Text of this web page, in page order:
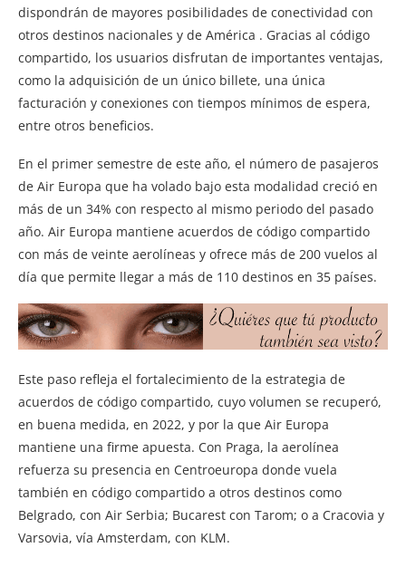
dispondrán de mayores posibilidades de conectividad con
otros destinos nacionales y de América . Gracias al código
compartido, los usuarios disfrutan de importantes ventajas,
como la adquisición de un único billete, una única
facturación y conexiones con tiempos mínimos de espera,
entre otros beneficios.
En el primer semestre de este año, el número de pasajeros
de Air Europa que ha volado bajo esta modalidad creció en
más de un 34% con respecto al mismo periodo del pasado
año. Air Europa mantiene acuerdos de código compartido
con más de veinte aerolíneas y ofrece más de 200 vuelos al
día que permite llegar a más de 110 destinos en 35 países.
Este paso refleja el fortalecimiento de la estrategia de
acuerdos de código compartido, cuyo volumen se recuperó,
en buena medida, en 2022, y por la que Air Europa
mantiene una firme apuesta. Con Praga, la aerolínea
refuerza su presencia en Centroeuropa donde vuela
también en código compartido a otros destinos como
Belgrado, con Air Serbia; Bucarest con Tarom; o a Cracovia y
Varsovia, vía Amsterdam, con KLM.